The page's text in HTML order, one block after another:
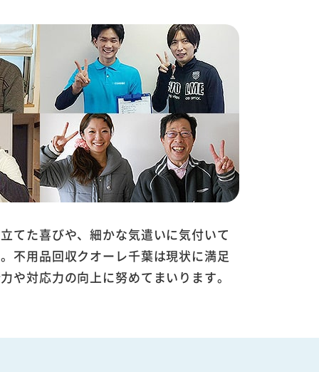
てた喜びや、細かな気遣いに気付いて
不用品回収クオーレ千葉は現状に満足
対応力の向上に努めてまいります。